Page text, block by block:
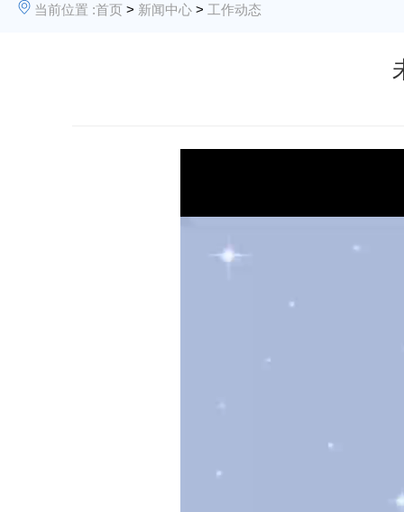
当前位置 :首页 > 新闻中心 > 工作动态